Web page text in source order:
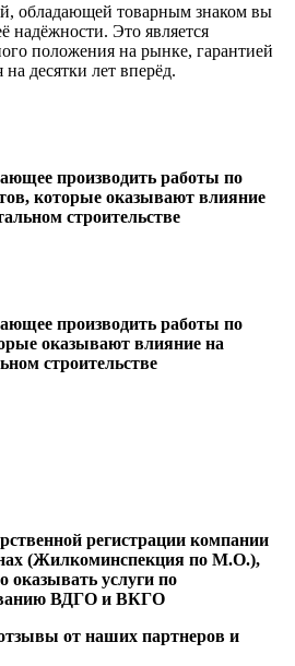
обладающей товарным знаком вы
надёжности. Это является
положения на рынке, гарантией
десятки лет вперёд.
производить работы по
которые оказывают влияние
строительстве
производить работы по
оказывают влияние на
строительстве
регистрации компании
(Жилкоминспекция по М.О.),
оказывать услуги по
ВДГО и ВКГО
от наших партнеров и